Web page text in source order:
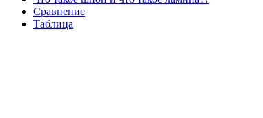
Сравнение
Таблица